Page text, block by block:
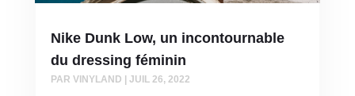
Nike Dunk Low, un incontournable
du dressing féminin
PAR VINYLAND JUIL 26, 2022